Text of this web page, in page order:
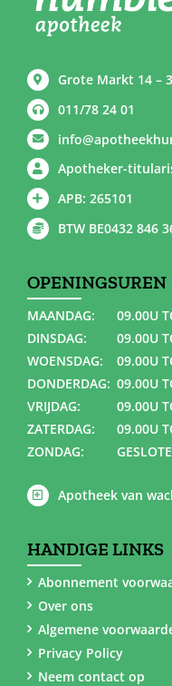
Grote Markt 14 –
011/78 24 01
Apotheker-
APB: 265101
BTW BE0432 846
OPENINGSUREN
MAANDAG:
09.00U
DINSDAG:
09.00U
WOENSDAG:
09.00U
DONDERDAG: 09.00U
VRIJDAG:
09.00U
ZATERDAG:
09.00U
ZONDAG:
Apotheek van
HANDIGE LINKS
Abonnement
Over ons
Algemene
Privacy Policy
Neem contact op